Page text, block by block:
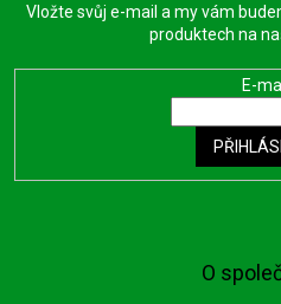
O
Vložte svůj e-mail a my vám
produktech na
E-